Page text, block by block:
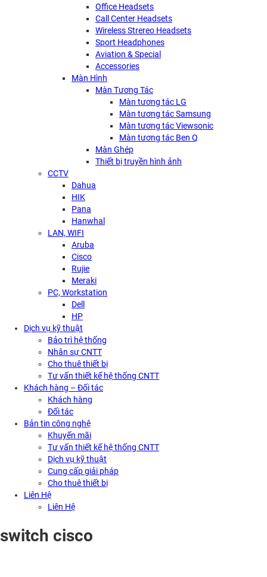
Office Headsets
Call Center Headsets
Wireless Strereo Headsets
Sport Headphones
Aviation & Special
Accessories
Màn Hình
Màn Tương Tác
Màn tương tác LG
Màn tương tác Samsung
Màn tương tác Viewsonic
Màn tương tác Ben Q
Màn Ghép
Thiết bị truyền hình ảnh
CCTV
Dahua
HIK
Pana
Hanwhal
LAN, WIFI
Aruba
Cisco
Rujie
Meraki
PC, Workstation
Dell
HP
Dịch vụ kỹ thuật
Bảo trì hệ thống
Nhân sự CNTT
Cho thuê thiết bị
Tư vấn thiết kế hệ thống CNTT
Khách hàng – Đối tác
Khách hàng
Đối tác
Bản tin công nghệ
Khuyến mãi
Tư vấn thiết kế hệ thống CNTT
Dịch vụ kỹ thuật
Cung cấp giải pháp
Cho thuê thiết bị
Liên Hệ
Liên Hệ
switch cisco